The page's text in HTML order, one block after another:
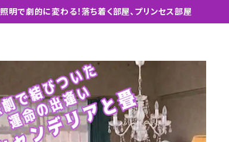
照明で劇的に変わる！落ち着く部屋、プリンセス部屋